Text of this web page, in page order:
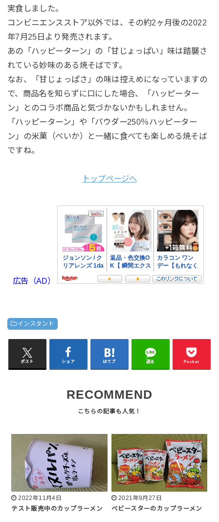
実食しました。
コンビニエンスストア以外では、その約2ヶ月後の2022
年7月25日より発売されます。
あの「ハッピーターン」の「甘じょっぱい」味は踏襲さ
れている妙味のある焼そばです。
なお、「甘じょっぱさ」の味は控えめになっていますの
で、商品名を知らずに口にした場合、「ハッピーター
ン」とのコラボ商品と気づかないかもしれません。
「ハッピーターン」や「パウダー250％ハッピーター
ン」の米菓（べいか）と一緒に食べても楽しめる焼そば
ですね。
トップページへ
広告（AD）
インスタント
ポスト シェア はてブ 送る Pocket
RECOMMEND
2022年11月4日
テスト販売中のカップラーメン
2021年9月27日
ベビースターのカップラーメン